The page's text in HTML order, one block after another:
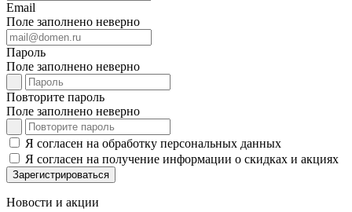
Email
Поле заполнено неверно
Пароль
Поле заполнено неверно
Повторите пароль
Поле заполнено неверно
Я согласен на обработку персональных данных
Я согласен на получение информации о скидках и акциях
Зарегистрироваться
Новости и акции